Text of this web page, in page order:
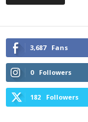
3,687 Fans
0 Followers
182 Followers